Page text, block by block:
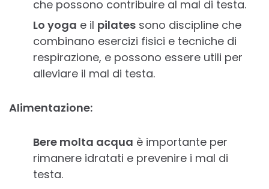
che possono contribuire al mal di testa.
Lo yoga e il pilates sono discipline che
combinano esercizi fisici e tecniche di
respirazione, e possono essere utili per
alleviare il mal di testa.
Alimentazione:
Bere molta acqua è importante per
rimanere idratati e prevenire i mal di
testa.